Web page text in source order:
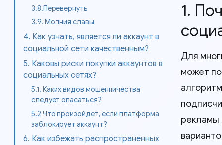
3.8.Перевернуть
3.9. Молния славы
4. Как узнать, является ли аккаунт в
социальной сети качественным?
5. Каковы риски покупки аккаунтов в
социальных сетях?
5.1. Каких видов мошенничества
следует опасаться?
5.2 Что произойдет, если платформа
заблокирует аккаунт?
6. Как избежать распространенных
1.
Для
может
рекламы